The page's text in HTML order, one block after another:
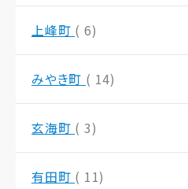
上峰町 ( 6)
みやき町 ( 14)
玄海町 ( 3)
有田町 ( 11)